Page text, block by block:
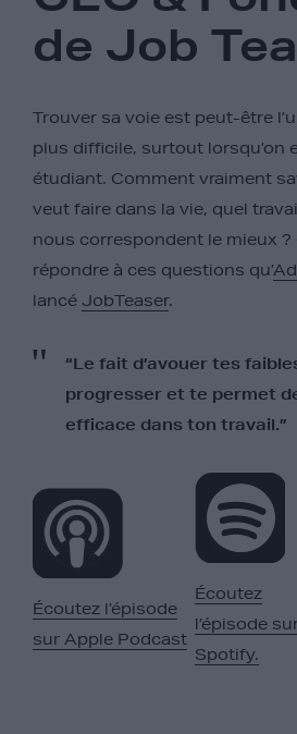
de Job
Trouver sa voie est peut-être
plus difficile, surtout lorsqu’on
étudiant. Comment vraiment
veut faire dans la vie, quel
nous correspondent le mieux ?
répondre à ces questions qu’
lancé JobTeaser.
“Le fait d’avouer tes
progresser et te permet
efficace dans ton travail.”
Écoutez l’épisode
sur Apple Podcast
Écoutez
l’épisode
Spotify.